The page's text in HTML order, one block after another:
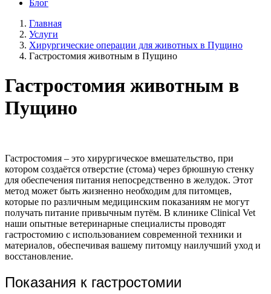
Блог
Главная
Услуги
Хирургические операции для животных в Пущино
Гастростомия животным в Пущино
Гастростомия животным в
Пущино
Гастростомия – это хирургическое вмешательство, при
котором создаётся отверстие (стома) через брюшную стенку
для обеспечения питания непосредственно в желудок. Этот
метод может быть жизненно необходим для питомцев,
которые по различным медицинским показаниям не могут
получать питание привычным путём. В клинике Clinical Vet
наши опытные ветеринарные специалисты проводят
гастростомию с использованием современной техники и
материалов, обеспечивая вашему питомцу наилучший уход и
восстановление.
Показания к гастростомии